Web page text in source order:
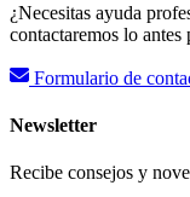
¿Necesitas ayuda
contactaremos lo antes
Formulario de
Newsletter
Recibe consejos y